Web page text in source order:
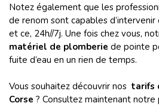
Notez également que les
de renom sont capables
et ce, 24h//7j. Une fois chez vous,
matériel de plomberie de pointe
fuite d’eau en un rien de temps.
Vous souhaitez découvrir nos tarifs
Corse ? Consultez maintenant notre